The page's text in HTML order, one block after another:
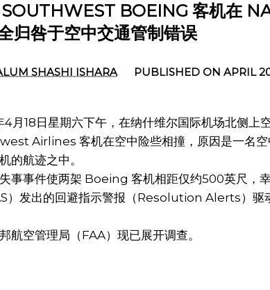
BOEING 客机在
归咎于空中交通管制错误
SHASHI ISHARA PUBLISHED ON APRIL
月18日星期六下午，在纳什维尔国际机场北侧上
Airlines 客机在空中险些相撞，原因是一名空
的航迹之中。
事事件使两架 Boeing 客机相距仅约500英尺，
）发出的回避指示警报（Resolution Alerts）驱
航空管理局（FAA）现已展开调查。